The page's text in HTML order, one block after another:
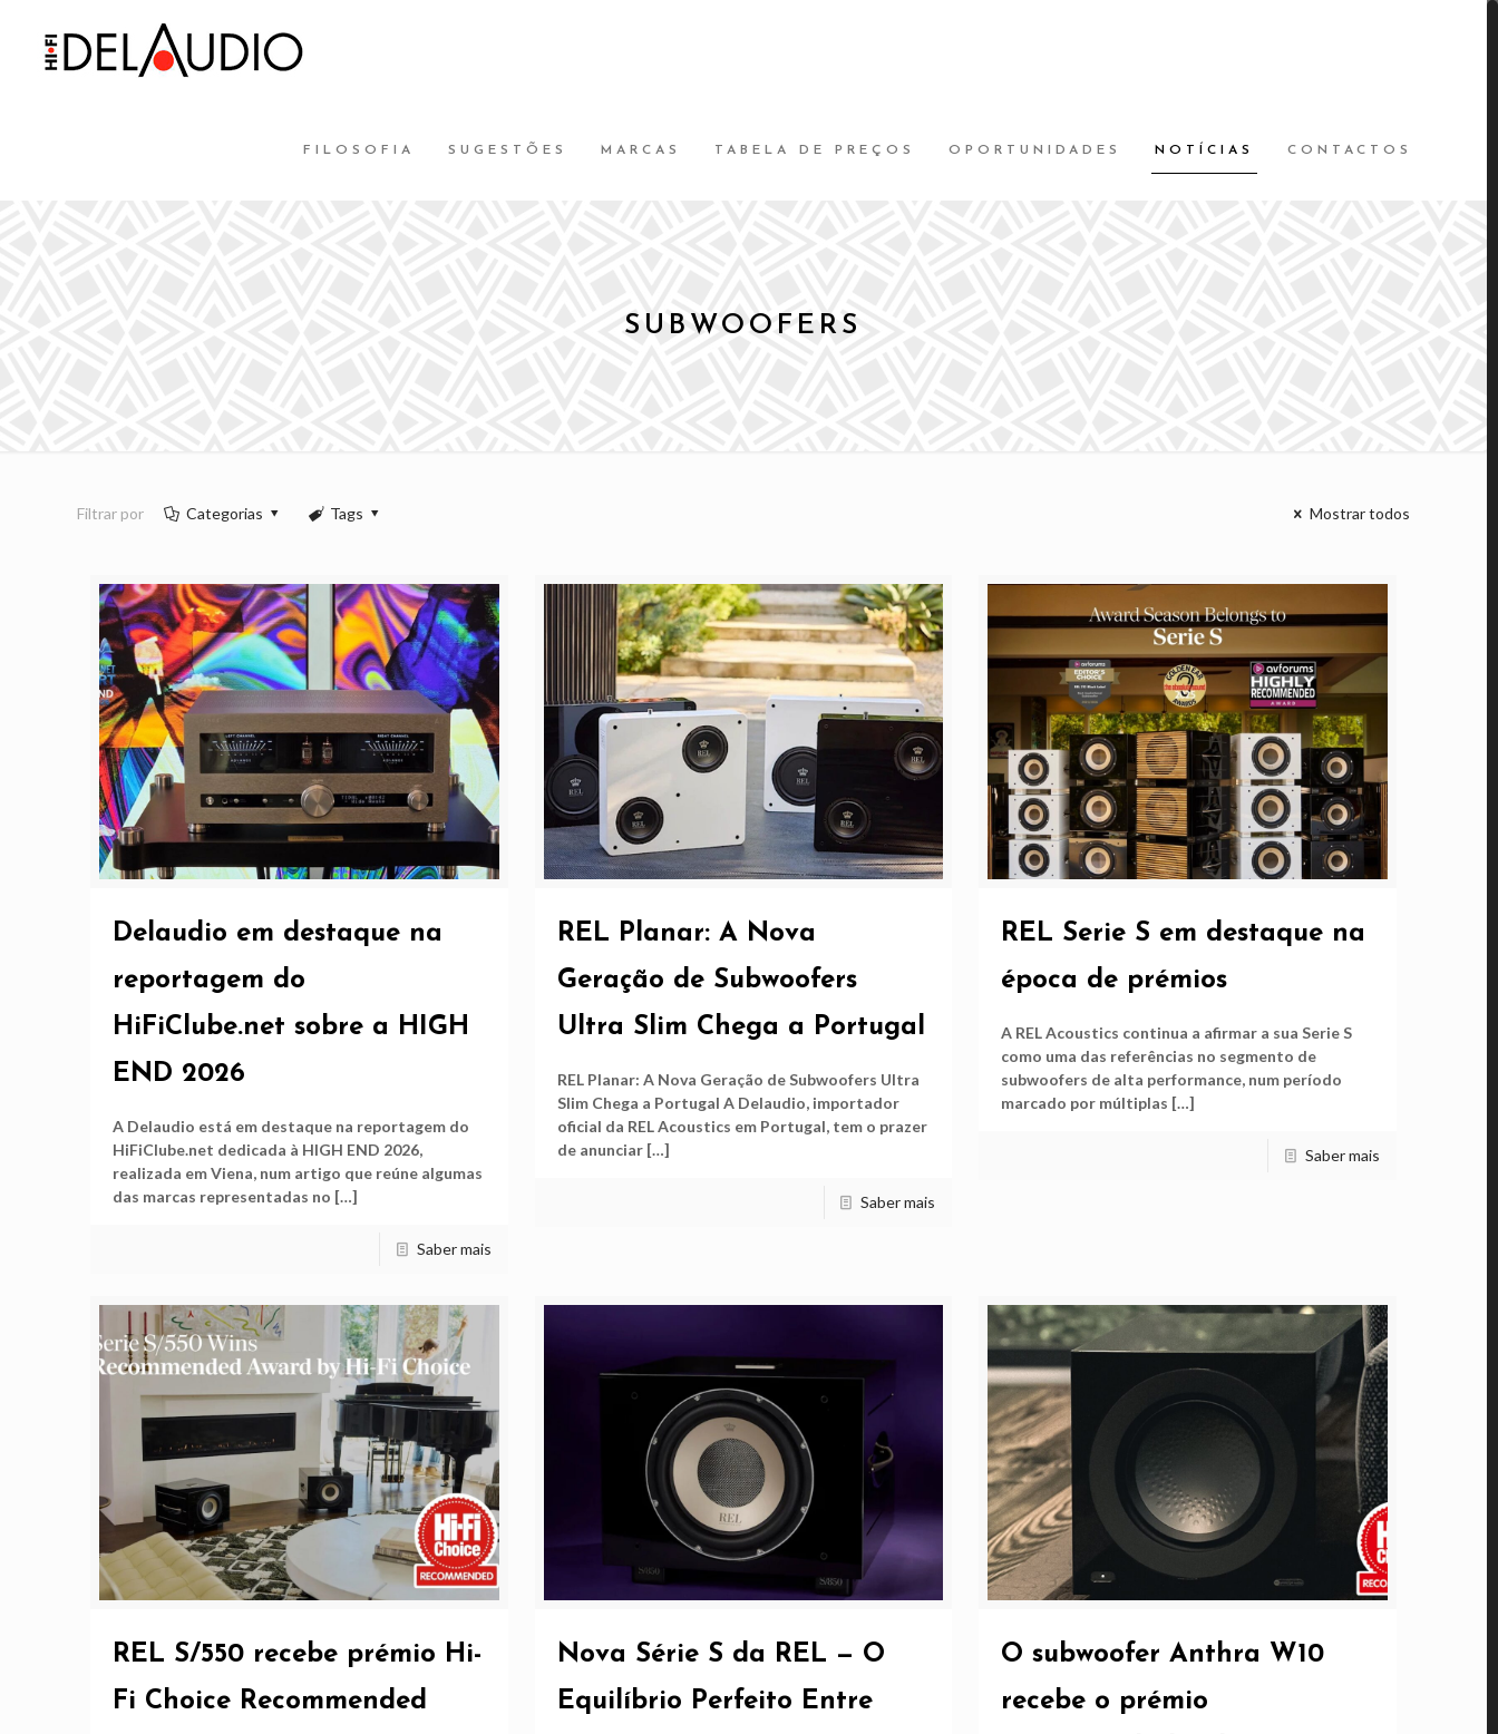
FILOSOFIA SUGESTÕES MARCAS TABELA DE PREÇOS OPORTUNIDADES NOTÍCIAS CONTACTOS
SUBWOOFERS
Filtrar por Categorias Tags Mostrar todos
Delaudio em destaque na
reportagem do
HiFiClube.net sobre a HIGH
END 2026
A Delaudio está em destaque na reportagem do
HiFiClube.net dedicada à HIGH END 2026,
realizada em Viena, num artigo que reúne algumas
das marcas representadas no […]
Saber mais
REL Planar: A Nova
Geração de Subwoofers
Ultra Slim Chega a Portugal
REL Planar: A Nova Geração de Subwoofers Ultra
Slim Chega a Portugal A Delaudio, importador
oficial da REL Acoustics em Portugal, tem o prazer
de anunciar[…]
Saber mais
REL Serie S em destaque na
época de prémios
A REL Acoustics continua a afirmar a sua Serie S
como uma das referências no segmento de
subwoofers de alta performance, num período
marcado por múltiplas […]
Saber mais
REL S/550 recebe prémio Hi-
Fi Choice Recommended
Nova Série S da REL — O
Equilíbrio Perfeito Entre
O subwoofer Anthra W10
recebe o prémio